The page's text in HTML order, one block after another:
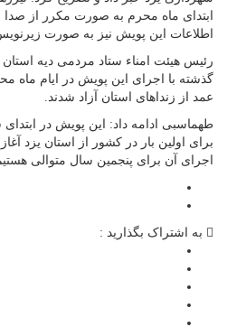
ابتدای ماه محرم به صورت مکرر از
اطلاعات این پویش نیز به صورت
رئیس هیئت امناء ستاد مردمی دیه
عمد از زنداهای استان آزاد شدند.
طهماسبی ادامه داد: این پویش در
برای اولین بار در کشور از استان یزد
اجرای آن برای پنجمین سال متوالی
به اشتراک بگذارید :